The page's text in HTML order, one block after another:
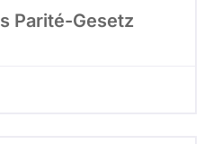
Parité-Gesetz